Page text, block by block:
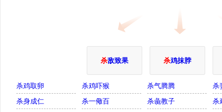
杀敌致果 杀鸡抹脖
杀鸡取卵 杀鸡吓猴 杀气腾腾
杀
杀身成仁
杀一儆百 杀彘教子
杀